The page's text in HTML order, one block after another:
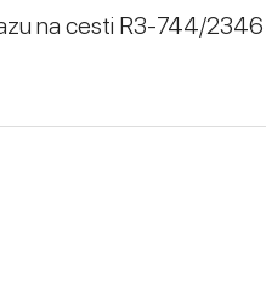
na cesti R3-744/